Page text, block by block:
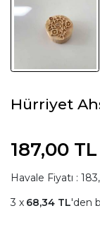
Hürriyet
187,00 TL
Havale Fiyatı :
68,34 TL'den